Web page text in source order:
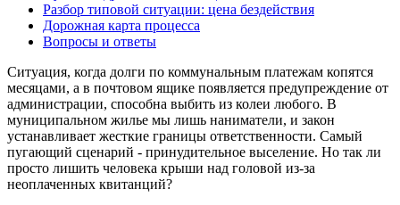
Разбор типовой ситуации: цена бездействия
Дорожная карта процесса
Вопросы и ответы
Ситуация, когда долги по коммунальным платежам копятся
месяцами, а в почтовом ящике появляется предупреждение от
администрации, способна выбить из колеи любого. В
муниципальном жилье мы лишь наниматели, и закон
устанавливает жесткие границы ответственности. Самый
пугающий сценарий - принудительное выселение. Но так ли
просто лишить человека крыши над головой из-за
неоплаченных квитанций?